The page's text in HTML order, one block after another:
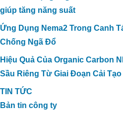
giúp tăng năng suất
Ứng Dụng Nema2 Trong Canh
Chống Ngã Đổ
Hiệu Quả Của Organic Carbon
Sầu Riêng Từ Giai Đoạn Cải
TIN TỨC
Bản tin công ty